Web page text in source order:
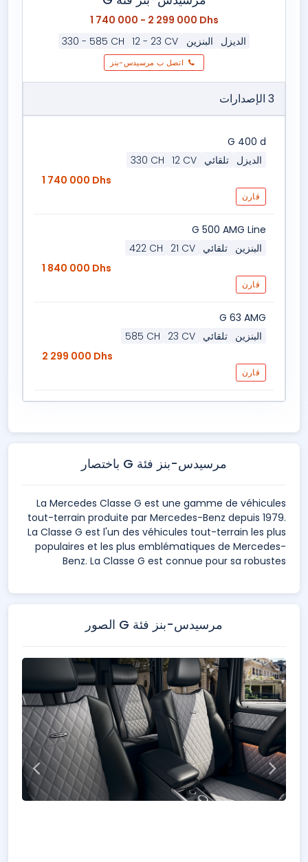
1 740 000 - 2 299 000 Dhs
الديزل
البنزين 12 - 23 CV
330 - 585 CH
3 الإصدارات
G 400 d
الديزل تلقائي 12 CV
330 CH
1 740 000 Dhs
قارن
G 500 AMG Line
البنزين تلقائي 21 CV
422 CH
1 840 000 Dhs
قارن
G 63 AMG
البنزين تلقائي 23 CV
585 CH
2 299 000 Dhs
قارن
مرسيدس-بنز فئة G باختصار
La Mercedes Classe G est une gamme de véhicules
tout-terrain produite par Mercedes-Benz depuis 1979.
La Classe G est l'un des véhicules tout-terrain les plus
populaires et les plus emblématiques de Mercedes-
Benz. La Classe G est connue pour sa robustes
مرسيدس-بنز فئة G الصور